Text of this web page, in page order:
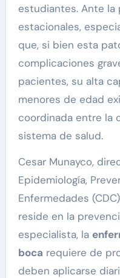
estudiantes. Ante la
estacionales,
que, si bien esta
complicaciones
pacientes, su alta
menores de edad
coordinada entre la
sistema de salud.
Cesar Munayco,
Epidemiología,
Enfermedades
reside en la
especialista, la
boca requiere de
deben aplicarse